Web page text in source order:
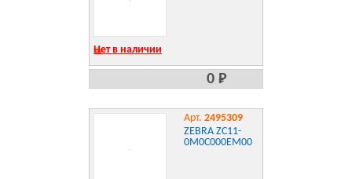
Нет в наличии
0 Р
Арт. 2495309
ZEBRA ZC11-
0M0C000EM00